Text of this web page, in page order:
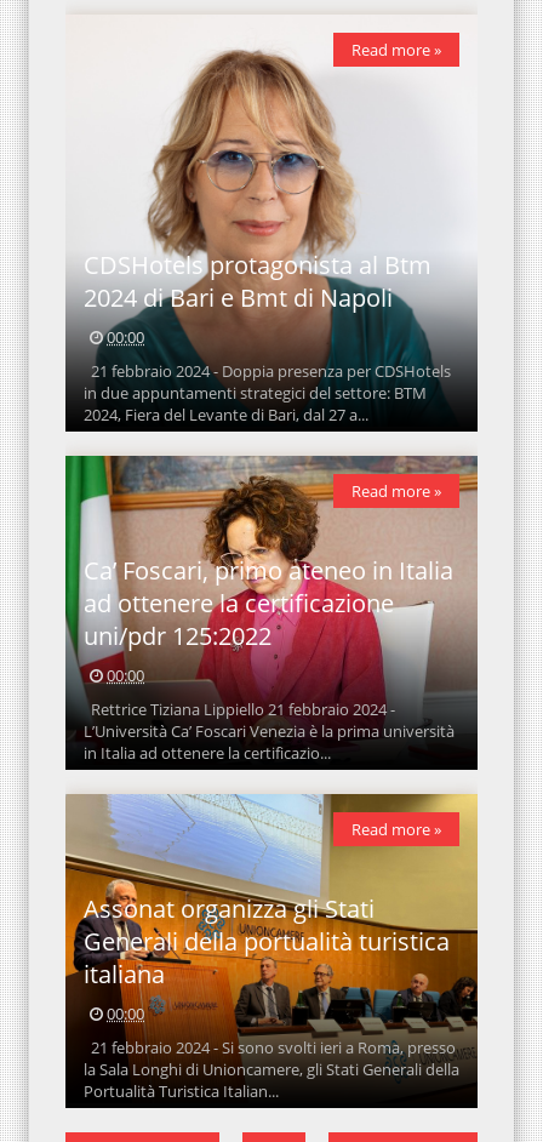
CDSHotels protagonista al Btm
2024 di Bari e Bmt di Napoli
00:00
21 febbraio 2024 - Doppia presenza per CDSHotels
in due appuntamenti strategici del settore: BTM
2024, Fiera del Levante di Bari, dal 27 a...
Read more »
Ca’ Foscari, primo ateneo in Italia
ad ottenere la certificazione
uni/pdr 125:2022
00:00
Rettrice Tiziana Lippiello 21 febbraio 2024 -
L’Università Ca’ Foscari Venezia è la prima università
in Italia ad ottenere la certificazio...
Read more »
Assonat organizza gli Stati
Generali della portualità turistica
italiana
00:00
21 febbraio 2024 - Si sono svolti ieri a Roma, presso
la Sala Longhi di Unioncamere, gli Stati Generali della
Portualità Turistica Italian...
Read more »